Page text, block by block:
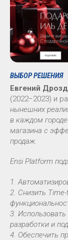
ВЫБОР РЕШЕНИЯ
Евгений
(2022−2023) и
нынешних
в каждом
магазина с
продаж.
Ensi Platform
1.
2. Снизить
3.
разработки и
4. Обеспечить